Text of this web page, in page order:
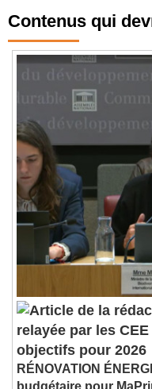
Contenus qui
relayée par les
objectifs pour 2026
RÉNOVATION